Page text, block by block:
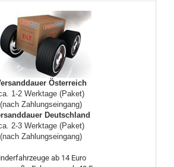
Österreich
1-2 Werktage (Paket)
(nach Zahlungseingang)
Deutschland
2-3 Werktage (Paket)
(nach Zahlungseingang)
ab 14 Euro